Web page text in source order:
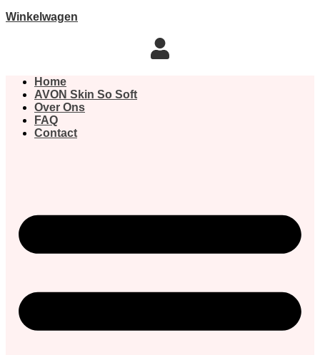
Winkelwagen
Home
AVON Skin So Soft
Over Ons
FAQ
Contact